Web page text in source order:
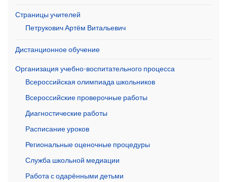
Страницы учителей
Петрукович Артём Витальевич
Дистанционное обучение
Организация учебно-воспитательного процесса
Всероссийская олимпиада школьников
Всероссийские проверочные работы
Диагностические работы
Расписание уроков
Региональные оценочные процедуры
Служба школьной медиации
Работа с одарёнными детьми